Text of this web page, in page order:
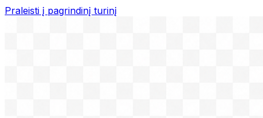
Praleisti į pagrindinį turinį